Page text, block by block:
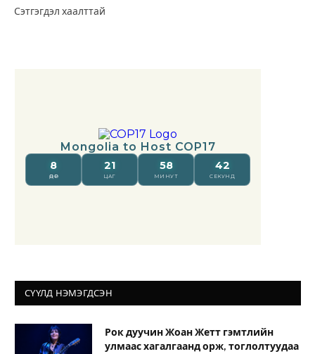
Сэтгэгдэл хаалттай
СҮҮЛД НЭМЭГДСЭН
Рок дуучин Жоан Жетт гэмтлийн
улмаас хагалгаанд орж, тоглолтуудаа